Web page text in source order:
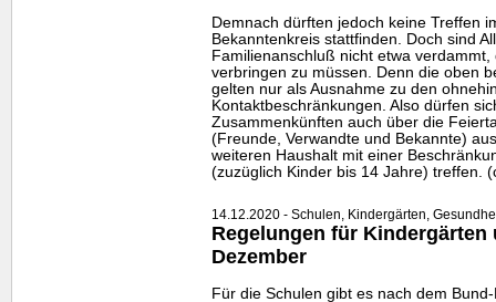
Demnach dürften jedoch keine Treffen
Bekanntenkreis stattfinden. Doch sind
Familienanschluß nicht etwa
verbringen zu müssen. Denn die oben
gelten nur als Ausnahme zu den
Kontaktbeschränkungen. Also dürfen
Zusammenkünften auch über die
(Freunde, Verwandte und Bekannte)
weiteren Haushalt mit einer
(zuzüglich Kinder bis 14 Jahre) treffen.
14.12.2020 - Schulen, Kindergärten,
Regelungen für Kindergärten
Dezember
Für die Schulen gibt es nach dem